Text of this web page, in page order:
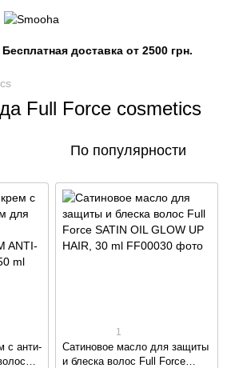
Бесплатная доставка от 2500 грн.
Full Force cosmetics
По популярности
с анти-
1
Сатиновое масло для защиты
и блеска волос Full Force